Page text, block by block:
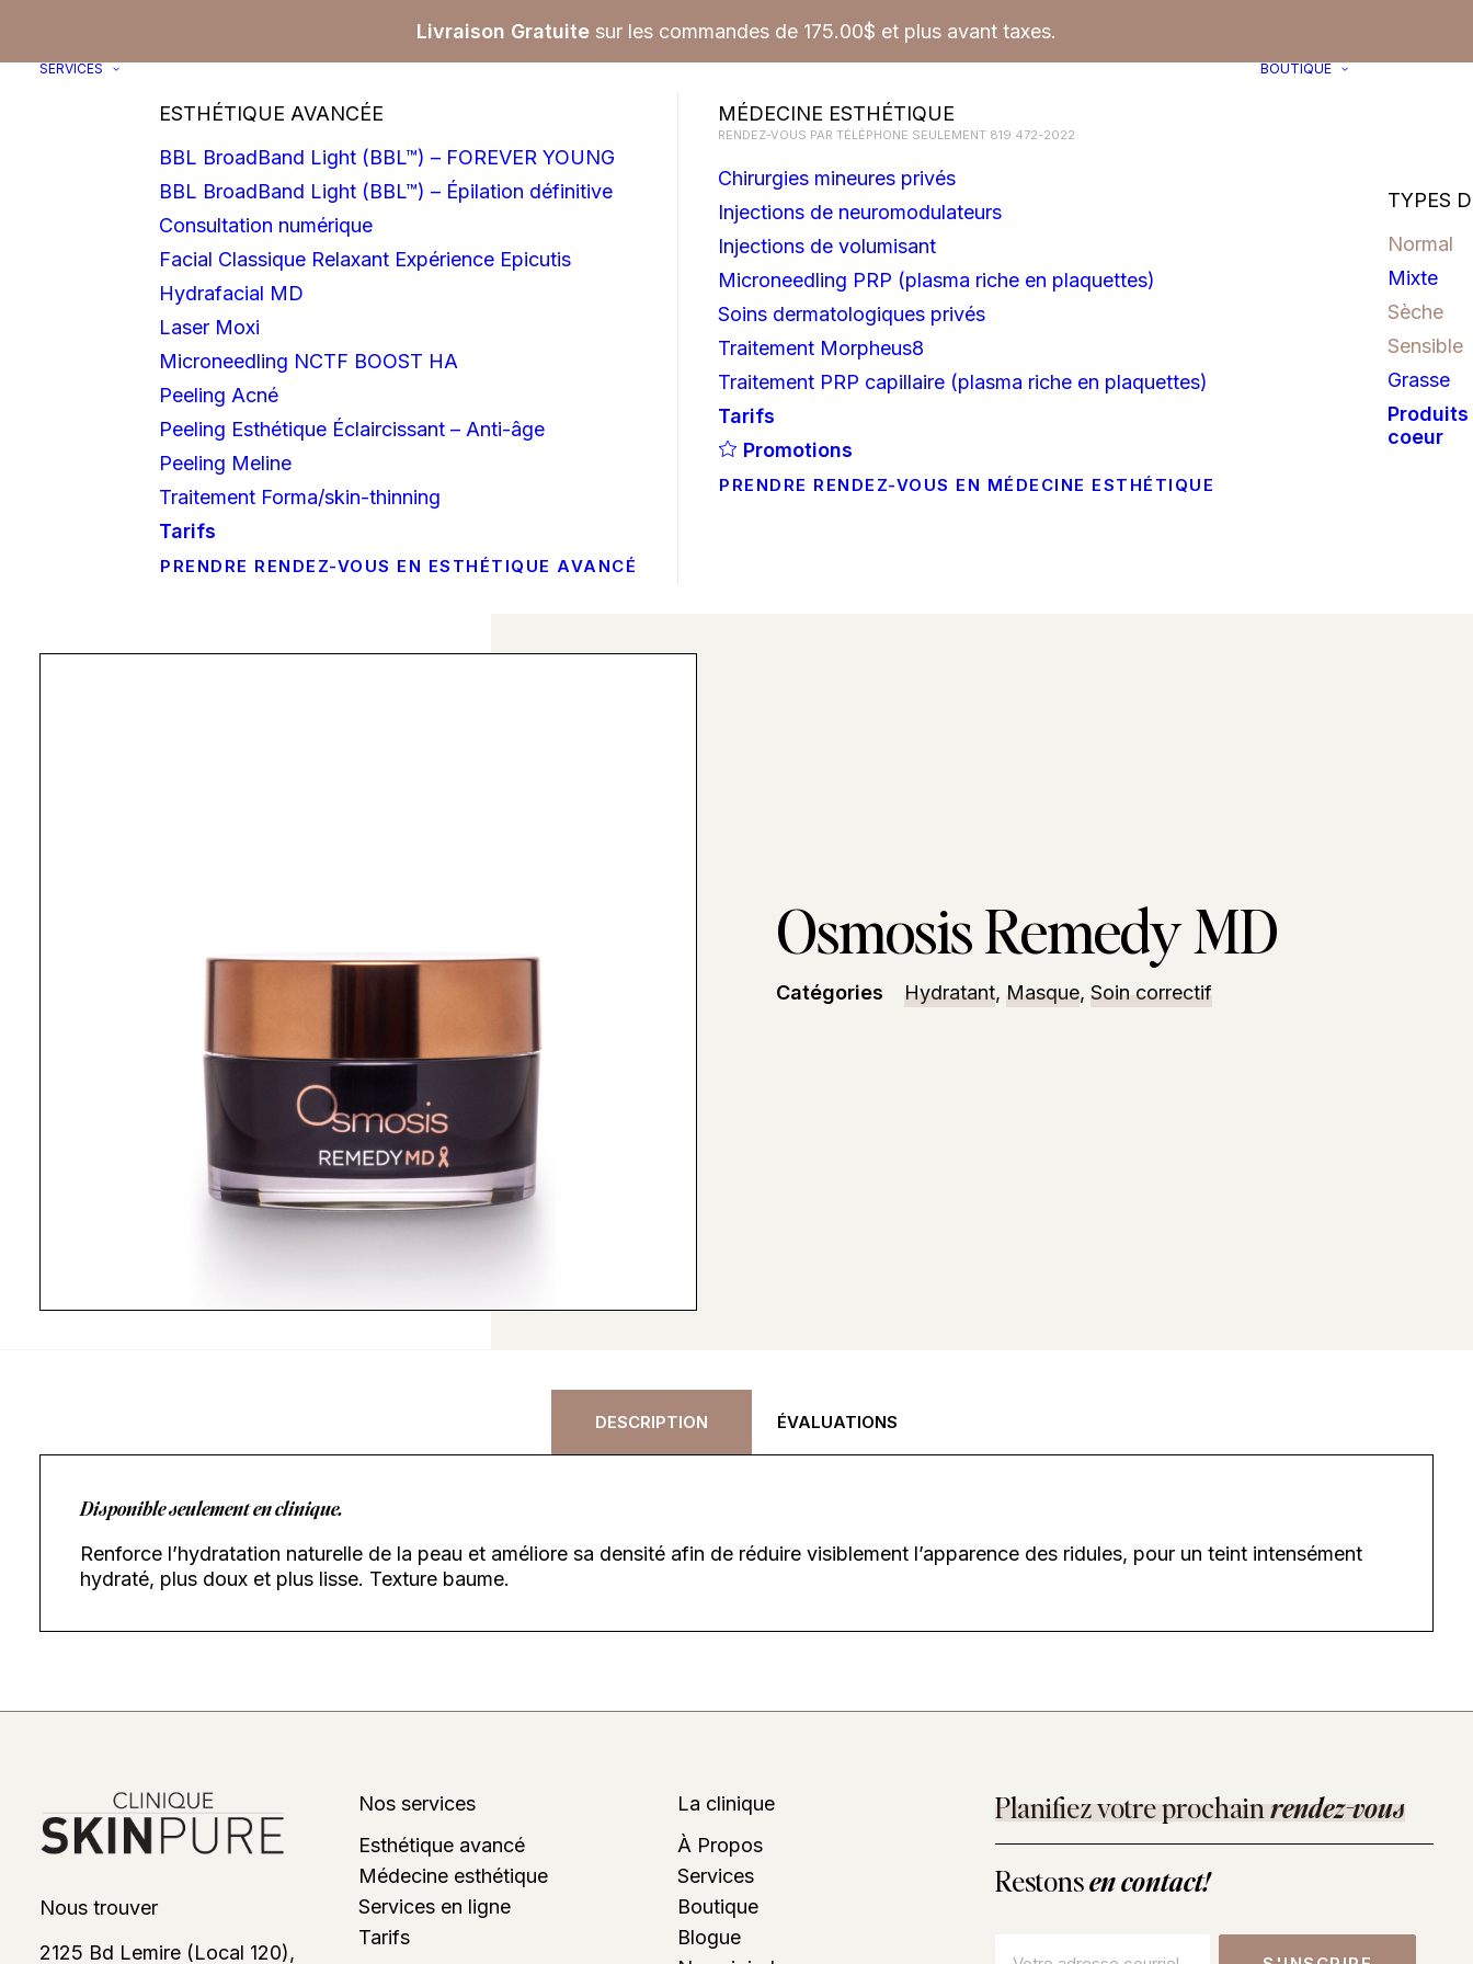
Livraison Gratuite sur les commandes de 175.00$ et plus avant taxes.
SERVICES
ESTHÉTIQUE AVANCÉE
BBL BroadBand Light (BBL™) – FOREVER YOUNG
BBL BroadBand Light (BBL™) – Épilation définitive
Consultation numérique
Facial Classique Relaxant Expérience Epicutis
Hydrafacial MD
Laser Moxi
Microneedling NCTF BOOST HA
Peeling Acné
Peeling Esthétique Éclaircissant – Anti-âge
Peeling Meline
Traitement Forma/skin-thinning
Tarifs
PRENDRE RENDEZ-VOUS EN ESTHÉTIQUE AVANCÉ
MÉDECINE ESTHÉTIQUE
RENDEZ-VOUS PAR TÉLÉPHONE SEULEMENT 819 472-2022
Chirurgies mineures privés
Injections de neuromodulateurs
Injections de volumisant
Microneedling PRP (plasma riche en plaquettes)
Soins dermatologiques privés
Traitement Morpheus8
Traitement PRP capillaire (plasma riche en plaquettes)
Tarifs
Promotions
PRENDRE RENDEZ-VOUS EN MÉDECINE ESTHÉTIQUE
BOUTIQUE
TYPES
Normal
Mixte
Sèche
Sensible
Grasse
coeur
Osmosis Remedy MD
Catégories Hydratant, Masque, Soin correctif
DESCRIPTION ÉVALUATIONS
Disponible seulement en clinique.
Renforce l’hydratation naturelle de la peau et améliore sa densité afin de réduire visiblement l’apparence des ridules, pour un teint intensément
hydraté, plus doux et plus lisse. Texture baume.
Nous trouver
2125 Bd Lemire (Local 120),
Nos services
Esthétique avancé
Médecine esthétique
Services en ligne
Tarifs
La clinique
À Propos
Services
Boutique
Blogue
Planifiez votre prochainrendez-vous
Restonsen contact!